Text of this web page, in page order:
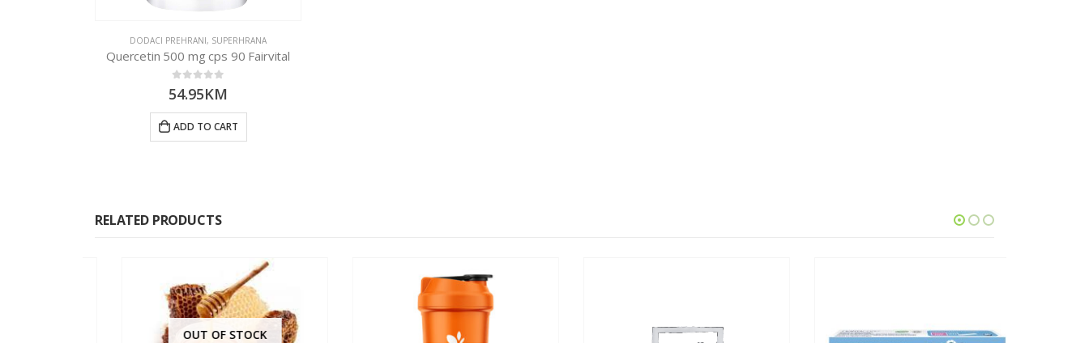
DODACI PREHRANI, SUPERHRANA
Quercetin 500 mg cps 90 Fairvital
0 out of 5
54.95KM
ADD TO CART
RELATED PRODUCTS
OUT OF STOCK